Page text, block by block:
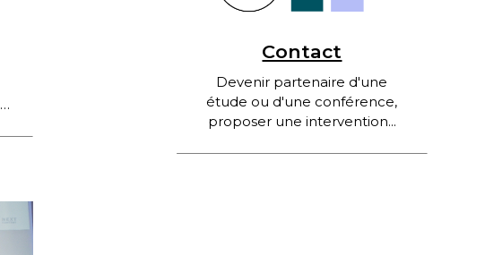
Contact
Devenir partenaire d'une
étude ou d'une conférence,
proposer une intervention...